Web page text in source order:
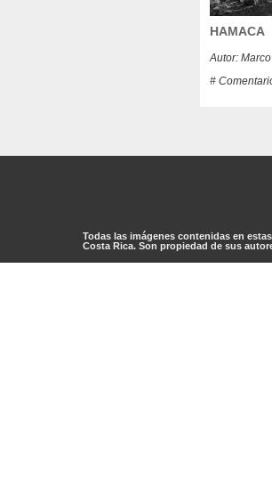
HAMACA
Autor:
#
Todas las imágenes contenidas en
Costa Rica. Son propiedad de sus